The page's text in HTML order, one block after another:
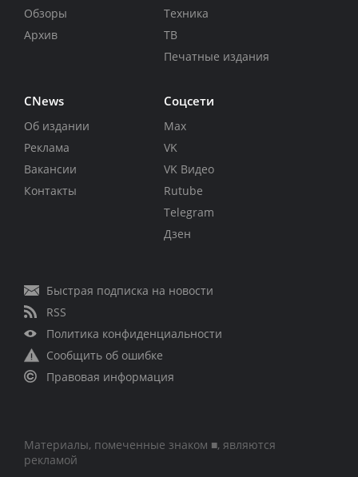
Обзоры
Архив
Техника
ТВ
Печатные издания
CNews
Об издании
Реклама
Вакансии
Контакты
Соцсети
Max
VK
VK Видео
Rutube
Telegram
Дзен
Быстрая подписка на новости
RSS
Политика конфиденциальности
Сообщить об ошибке
Правовая информация
Материалы, помеченные знаком ■, являются
рекламой